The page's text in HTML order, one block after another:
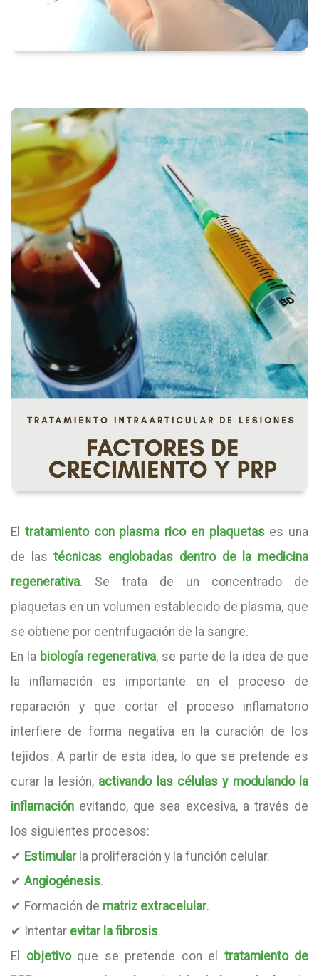
El tratamiento con plasma rico en plaquetases una
de lastécnicas englobadas dentro de la medicina
regenerativa. Se trata de un concentrado de
plaquetas en un volumen establecido de plasma, que
se obtiene por centrifugación de la sangre.
En la biología regenerativa, se parte de la idea de que
la inflamación es importante en el proceso de
reparación y que cortar el proceso inflamatorio
interfiere de forma negativa en la curación de los
tejidos. A partir de esta idea, lo que se pretende es
curar la lesión, activando las células y modulando la
inflamación evitando, que sea excesiva, a través de
los siguientes procesos:
✔ Estimularla proliferación y la función celular.
✔ Angiogénesis.
✔ Formación de matriz extracelular.
✔ Intentar evitar la fibrosis.
El objetivoque se pretende con el tratamiento de